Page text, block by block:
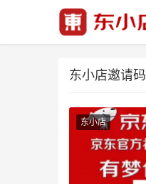
东小店邀请码
东小店